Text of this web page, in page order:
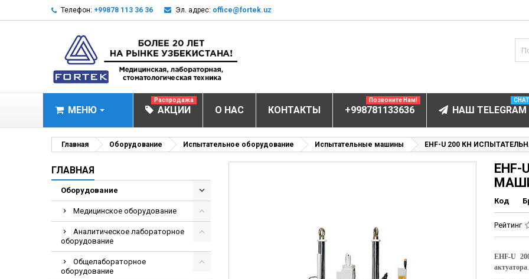
Телефон: +99878 113 36 36 Эл. адрес: office@fortek.uz
МЕНЮ
МЕДИЦИНСКОЕ ОБОРУДОВАНИЕ
Анализаторы иммунохемилюминесцентные (ИХЛА)
Анализаторы мочи
Видеокольпоскопы
Видеоэндоскопические системы
АКЦИИ
Распродажа
О НАС КОНТАКТЫ +998781133636
Позвоните Нам!
НАШ TELEGRAM
CHAT
Главная Оборудование Испытательное оборудование Испытательные машины EHF-U 200 КН
ГЛАВНАЯ
Оборудование
Медицинское оборудование
Аналитическое лабораторное
оборудование
Общелабораторное
оборудование
Код
Рейтинг
EHF-U
актуатора.